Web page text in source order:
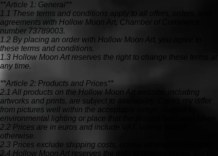
**Article 1: General**
1.1 These terms and conditions apply to all offers, orders, and
agreements with Hollow Moon Art, Chamber of Commerce
number 73789003.
1.2 By placing an order with Hollow Moon Art, you agree to
these terms and conditions.
1.3 Hollow Moon Art reserves the right to change these terms at
any time.
**Article 2: Products and Prices**
2.1 All products on the Hollow Moon Art website, including
artworks and prints, are subject to availability. Colors my differ
from pictures well within the acceptable range, caused by
environmental lighting or place that the picures has been taken.
2.2 Prices are in euros and include VAT, unless stated
otherwise.
2.3 Prices exclude shipping costs, unless otherwise indicated.
2.4 Hollow Moon Art reserves the right to change prices, but the